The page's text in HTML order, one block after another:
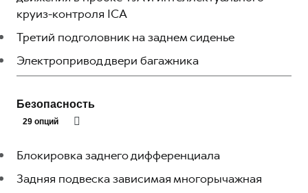
круиз-контроля ICA
Третий подголовник на заднем сиденье
Электропривод двери багажника
Безопасность
29 опций
Блокировка заднего дифференциала
Задняя подвеска зависимая многорычажная